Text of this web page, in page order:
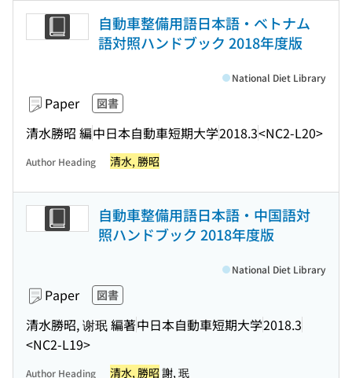
自動車整備用語日本語・ベトナム
語対照ハンドブック 2018年度版
Paper 図書
清水勝昭 編中日本自動車短期大学2018.3<NC2-L20>
National Diet Library
Author Heading 清水, 勝昭
自動車整備用語日本語・中国語対
照ハンドブック 2018年度版
Paper 図書
清水勝昭, 谢珉 編著中日本自動車短期大学2018.3
<NC2-L19>
National Diet Library
Author Heading 清水, 勝昭 謝, 珉